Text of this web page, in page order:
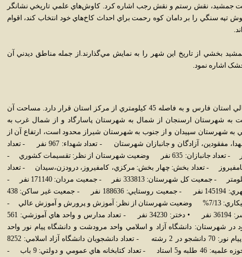
جمشيد‌، نقش رستم‌ و نقش رجب‌ اشاره کرد. کاوش‌هاي‌ علمي‌ تاريخي نشانگر
تپه‌ سنگي‌ را بر دامان‌ کوه‌ رحمت‌ براي‌ احداث‌ کاخ‌هاي‌ خود انتخاب‌ کند، اقوام‌
بخشي‌ از تاريخ‌ اين‌ شهر را به‌ نمايش‌ مي‌گذارند.از جمله مناطق ديدني آن
اشاره نمود.
شهرستان مرودشت از شهرستانهاي شمالي استان فارس و به فاصله 45 كيلومتري از مركز استان قرار دارد. مساحت آن
است به شهرستان ارسنجان از شمال به شهرستان پاسارگاد و از شمال غرب به
به شهرستان سپيدان و از جنوب به شهرستان شيراز محدود است، ارتفاع آن از
سطح دريا 1620 متر مي باشد. آمار شهدا، مفقودين، آزادگان و جانبازان شهرستان - تعداد شهداء: 967 نفر - تعداد
مفقودين: 47 نفر - تعداد آزادگان: 127 نفر - تعداد جانبازان: 635 نفر وضعيت شهرستان از نظر: تقسيمات كشوري -
- تعداد بخش: چهار بخش: مركزي، كامفيروز، درودزن،سيدان - تعداد
دهستان: 14 دهستان - وسعت: 3687 كيلومتر - جمعيت كل شهرستان: 333813 نفر - جمعيت مردان: 171140 نفر -
جمعيت زنان: 157173 نفر - جمعيت شهري: 145194 نفر - جمعيت روستايي: 188636 نفر - جمعيت غير ساكن: 438
نفر - جمعيت فعال: 69830 نفر - نرخ بيكاري: 7/13% وضعيت شهرستان از نظر: آموزش و پرورش و آموزش عالي -
تعداد كل دانش آموزان: 70424 نفر • پسر: 36194 نفر • دختر: 34230 نفر - تعداد مدارس و واحد هاي آموزشي: 561
دانشگاه آزاد و اسلامي واحد مرودشت و دانشگاه پيام نور واحد
مرودشت. - تعداد دانشجويان دانشگاه پيام نور: 70 دانشجو در 2 رشته - تعداد دانشجويان دانشگاه آزاد اسلامي: 8252
دانشجو در 51 رشته - تعداد طلبه هاي حوزه علميه: 46 طلبه و5 استاد - تعداد كتابخانه هاي عمومي و دولتي: 9 باب -